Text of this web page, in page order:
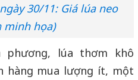
30/11: Giá lúa neo
minh họa)
phương, lúa thơm khô
hàng mua lượng ít, một